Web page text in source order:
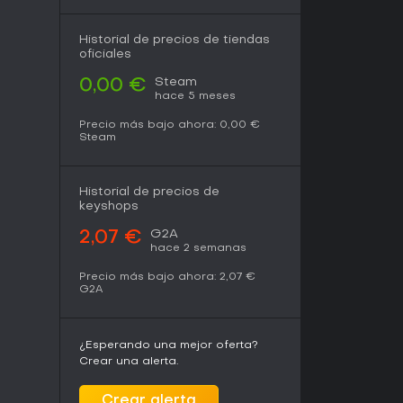
Historial de precios de tiendas
oficiales
0,00 € Steam
hace 5 meses
Precio más bajo ahora: 0,00 €
Steam
Historial de precios de
keyshops
2,07 € G2A
hace 2 semanas
Precio más bajo ahora: 2,07 €
G2A
¿Esperando una mejor oferta?
Crear una alerta.